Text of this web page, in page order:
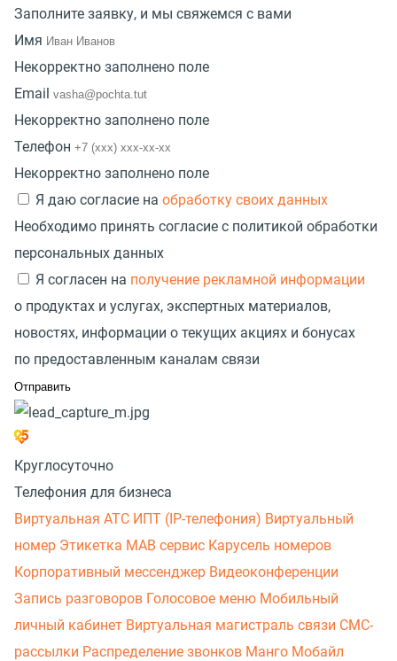
Заполните заявку, и мы свяжемся с вами
Имя
Некорректно заполнено поле
Email
Некорректно заполнено поле
Телефон
Некорректно заполнено поле
Я даю согласие на обработку своих данных
Необходимо принять согласие с политикой обработки
персональных данных
Я согласен на получение рекламной информации
о продуктах и услугах, экспертных материалов,
новостях, информации о текущих акциях и бонусах
по предоставленным каналам связи
Круглосуточно
Телефония для бизнеса
Виртуальная АТС ИПТ (IP-телефония) Виртуальный
номер Этикетка МАВ сервис Карусель номеров
Корпоративный мессенджер Видеоконференции
Запись разговоров Голосовое меню Мобильный
личный кабинет Виртуальная магистраль связи СМС-
рассылки Распределение звонков Манго Мобайл